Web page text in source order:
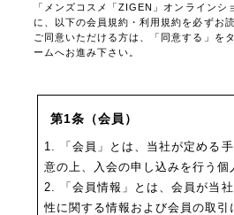
「メンズコスメ「ZIGEN」オンラインシ
に、以下の会員規約・利用規約を必ずお
ご同意いただける方は、「同意する」を
ームへお進み下さい。
第1条（会員）
1. 「会員」とは、当社が定める
意の上、入会の申し込みを行う個
2. 「会員情報」とは、会員が当
性に関する情報および会員の取